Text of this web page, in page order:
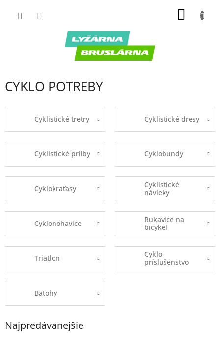
CYKLO POTREBY
Cyklistické tretry Cyklistické dresy
Cyklistické prilby Cyklobundy
Cyklokraťasy
Cyklistické
návleky
Cyklonohavice
Rukavice na
bicykel
Triatlon
Cyklo
príslušenstvo
Batohy
Najpredávanejšie